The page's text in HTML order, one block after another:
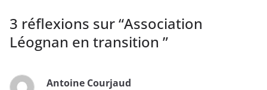
3 réflexions sur “Association
Léognan en transition ”
Antoine Courjaud